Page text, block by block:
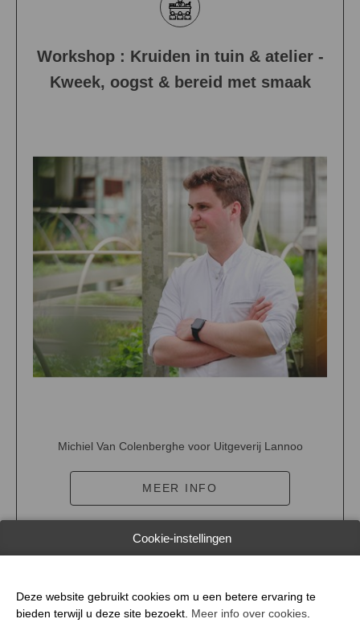
Workshop : Kruiden in tuin & atelier -
Kweek, oogst & bereid met smaak
Michiel Van Colenberghe voor Uitgeverij Lannoo
MEER INFO
TOEVOEGEN AAN MIJN
Cookie-instellingen
Deze website gebruikt cookies om u een betere ervaring te
bieden terwijl u deze site bezoekt. Meer info over cookies